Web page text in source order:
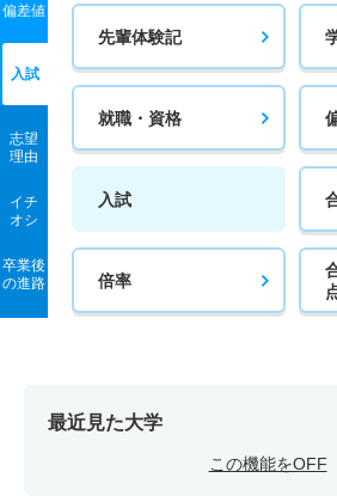
偏差値
入試
志望
理由
イチ
オシ
卒業後
の進路
先輩体験記
就職・資格
入試
倍率
最近見た大学
この機能をOFF